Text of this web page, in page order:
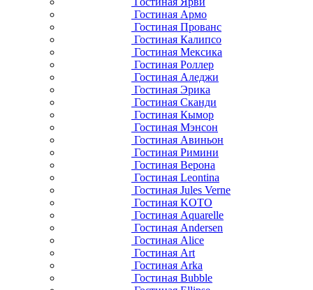
Гостиная Армо
Гостиная Прованс
Гостиная Калипсо
Гостиная Мексика
Гостиная Роллер
Гостиная Аледжи
Гостиная Эрика
Гостиная Сканди
Гостиная Кымор
Гостиная Мэнсон
Гостиная Авиньон
Гостиная Римини
Гостиная Верона
Гостиная Leontina
Гостиная Jules Verne
Гостиная KOTO
Гостиная Aquarelle
Гостиная Andersen
Гостиная Alice
Гостиная Art
Гостиная Arka
Гостиная Bubble